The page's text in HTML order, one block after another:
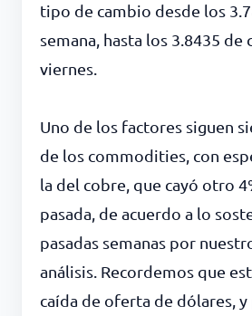
tipo de cambio desde los
semana, hasta los 3.8435 de
viernes.
Uno de los factores siguen
de los commodities, con
la del cobre, que cayó otro
pasada, de acuerdo a lo
pasadas semanas por
análisis. Recordemos que
caída de oferta de dólares,